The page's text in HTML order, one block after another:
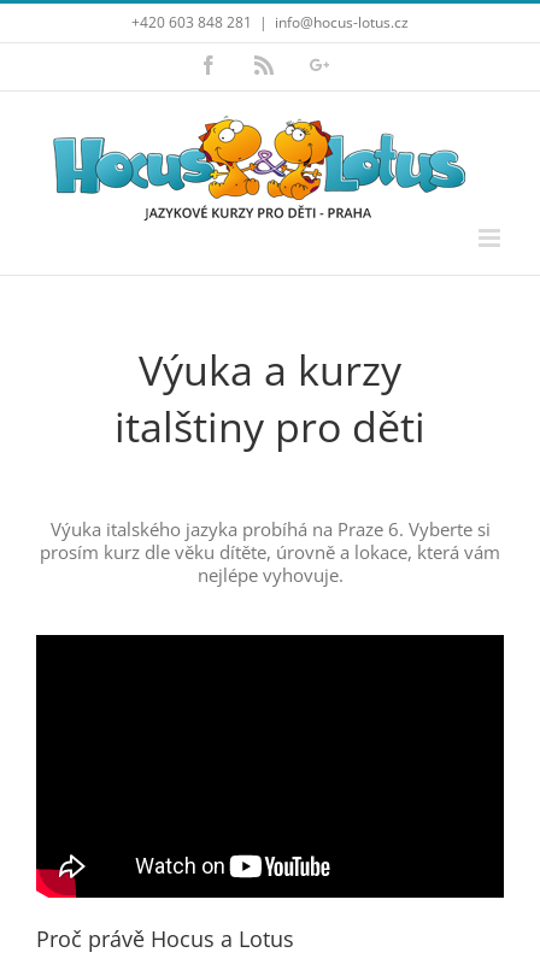
Přeskočit
+420 603 848 281 | info@hocus-lotus.cz
Facebook Google+
Výuka a kurzy
italštiny pro děti
Výuka italského jazyka probíhá na Praze 6. Vyberte si
prosím kurz dle věku dítěte, úrovně a lokace, která vám
nejlépe vyhovuje.
Proč právě Hocus a Lotus